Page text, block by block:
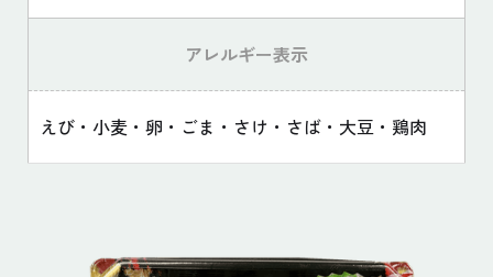
アレルギー表示
えび・小麦・卵・ごま・さけ・さば・大豆・鶏肉